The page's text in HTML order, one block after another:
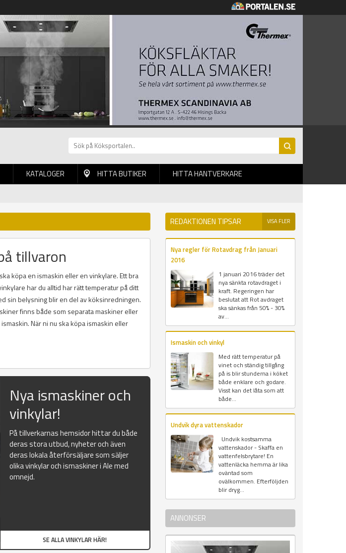
KATALOGER HITTA BUTIKER HITTA HANTVERKARE
tillvaron
köpa en ismaskin eller en vinkylare. Ett bra
har du alltid har rätt temperatur på ditt
sin belysning blir en del av köksinredningen.
finns både som separata maskiner eller
När ni nu ska köpa ismaskin eller
Nya ismaskiner och
vinkylar!
På tillverkarnas hemsidor hittar du både
deras stora utbud, nyheter och även
deras lokala återförsäljare som säljer
olika vinkylar och ismaskiner i Ale med
omnejd.
SE ALLA VINKYLAR HÄR!
REDAKTIONEN TIPSAR VISA FLER
Nya regler för Rotavdrag från Januari
2016
1 januari 2016 träder det
nya sänkta rotavdraget i
kraft. Regeringen har
beslutat att Rot avdraget
ska sänkas från 50% - 30%
av...
Ismaskin och vinkyl
Med rätt temperatur på
vinet och ständig tillgång
på is blir stunderna i köket
både enklare och godare.
Visst kan det låta som att
både...
Undvik dyra vattenskador
Undvik kostsamma
vattenskador - Skaffa en
vattenfelsbrytare! En
vattenläcka hemma är lika
oväntad som
ovälkommen. Efterföljden
blir dryg...
ANNONSER